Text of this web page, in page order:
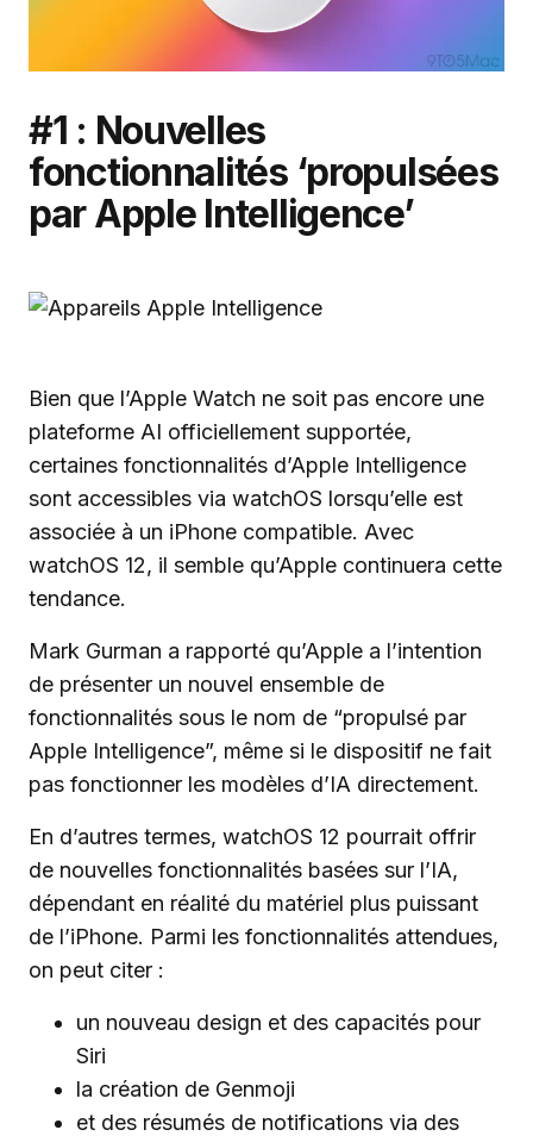
#1 : Nouvelles
fonctionnalités ‘propulsées
par Apple Intelligence’
Bien que l’Apple Watch ne soit pas encore une
plateforme AI officiellement supportée,
certaines fonctionnalités d’Apple Intelligence
sont accessibles via watchOS lorsqu’elle est
associée à un iPhone compatible. Avec
watchOS 12, il semble qu’Apple continuera cette
tendance.
Mark Gurman a rapporté qu’Apple a l’intention
de présenter un nouvel ensemble de
fonctionnalités sous le nom de “propulsé par
Apple Intelligence”, même si le dispositif ne fait
pas fonctionner les modèles d’IA directement.
En d’autres termes, watchOS 12 pourrait offrir
de nouvelles fonctionnalités basées sur l’IA,
dépendant en réalité du matériel plus puissant
de l’iPhone. Parmi les fonctionnalités attendues,
on peut citer :
un nouveau design et des capacités pour
Siri
la création de Genmoji
et des résumés de notifications via des